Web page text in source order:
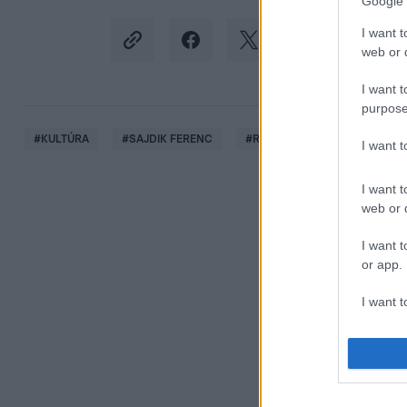
I want
web or
I want
I want
I want
web or
I want
or app.
I want
I want
#KULTÚRA #SAJDIK FERENC #RAJZ KARIKATÚRA